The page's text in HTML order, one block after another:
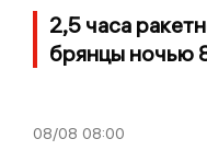
2,5 часа
брянцы ночью
08/08 08:00